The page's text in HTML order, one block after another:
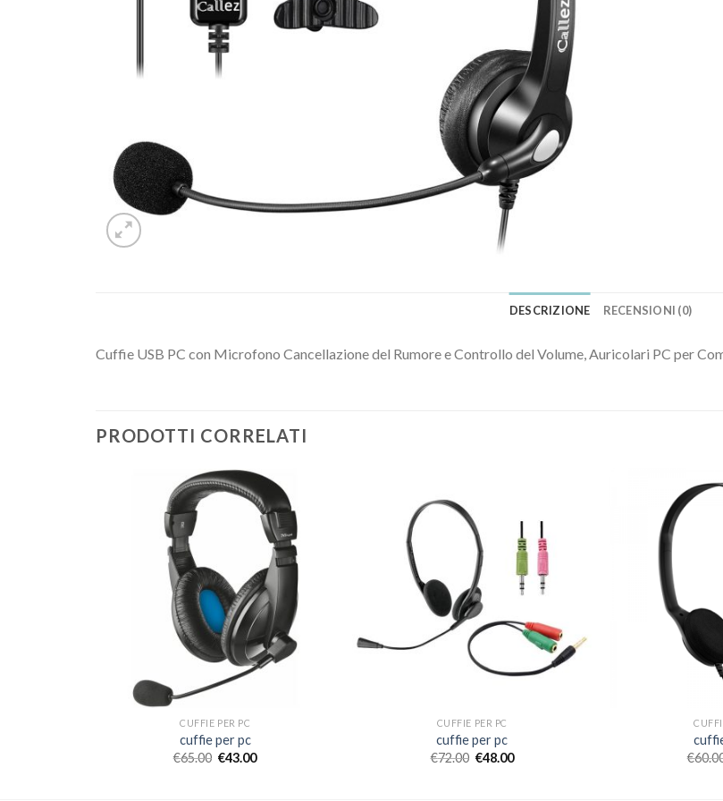
DESCRIZIONE RECENSIONI (0)
Cuffie USB PC con Microfono Cancellazione del Rumore e Controllo del Volume, Auricolari PC per
PRODOTTI CORRELATI
CUFFIE PER PC
cuffie per pc
€65.00 €43.00
CUFFIE PER PC
cuffie per pc
€72.00 €48.00
€